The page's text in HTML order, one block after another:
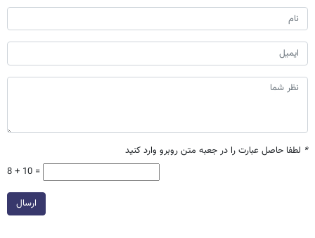
* لطفا حاصل عبارت را در جعبه متن روبرو وارد کنید
8 + 10 =
ارسال